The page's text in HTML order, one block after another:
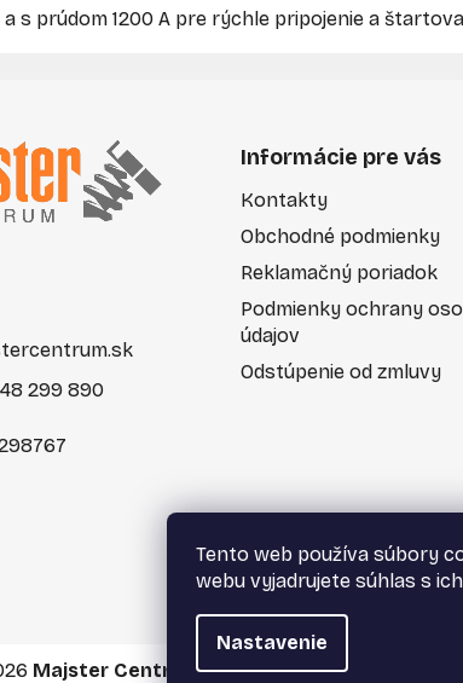
Tento web používa súbory
webu vyjadrujete súhlas s
Nastavenie
s prúdom 1200 A pre rýchle pripojenie a
299 890
Informácie pre vás
Kontakty
Obchodné podmienky
Reklamačný poriadok
Podmienky ochrany
údajov
Odstúpenie od zmluvy
Majster Centrum s.r.o.. Všetky práva